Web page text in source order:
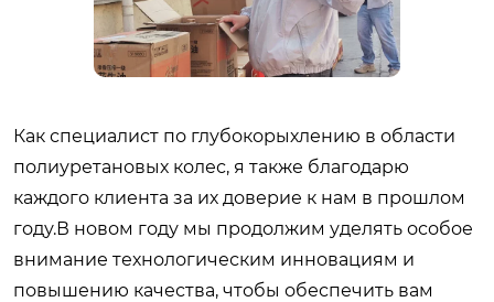
Как специалист по глубокорыхлению в области
полиуретановых колес, я также благодарю
каждого клиента за их доверие к нам в прошлом
году.В новом году мы продолжим уделять особое
внимание технологическим инновациям и
повышению качества, чтобы обеспечить вам